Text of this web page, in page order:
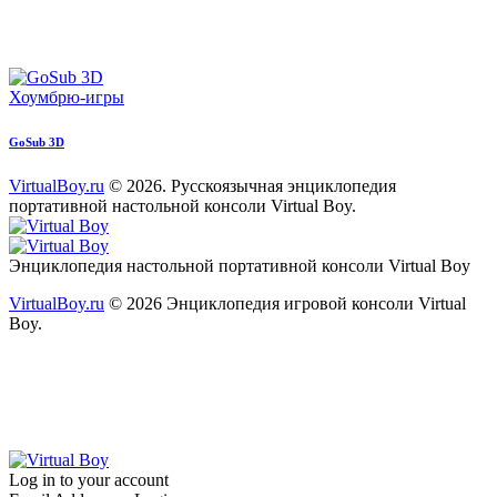
Хоумбрю-игры
GoSub 3D
VirtualBoy.ru © 2026. Русскоязычная энциклопедия
портативной настольной консоли Virtual Boy.
paper-
plane
vkontakte
youtube2
star
Энциклопедия настольной портативной консоли Virtual Boy
VirtualBoy.ru © 2026 Энциклопедия игровой консоли Virtual
Boy.
Log in to your account